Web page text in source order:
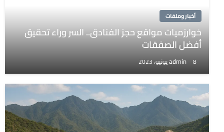
أخبار وملفات
خوارزميات مواقع حجز الفنادق.. السر وراء تحقيق
أفضل الصفقات
admin 8 يونيو، 2023